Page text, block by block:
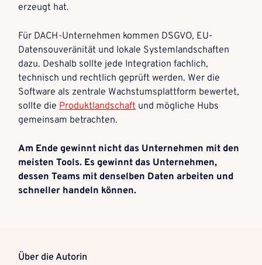
erzeugt hat.
Für DACH-Unternehmen kommen DSGVO, EU-
Datensouveränität und lokale Systemlandschaften
dazu. Deshalb sollte jede Integration fachlich,
technisch und rechtlich geprüft werden. Wer die
Software als zentrale Wachstumsplattform bewertet,
sollte die Produktlandschaft und mögliche Hubs
gemeinsam betrachten.
Am Ende gewinnt nicht das Unternehmen mit den
meisten Tools. Es gewinnt das Unternehmen,
dessen Teams mit denselben Daten arbeiten und
schneller handeln können.
Über die Autorin